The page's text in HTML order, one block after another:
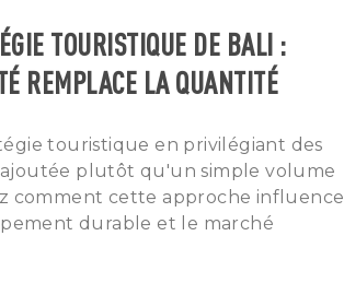
TOURISTIQUE DE BALI :
REMPLACE LA QUANTITÉ
touristique en privilégiant des
plutôt qu'un simple volume
comment cette approche influence
durable et le marché